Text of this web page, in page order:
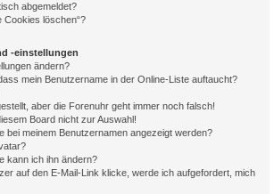
abgemeldet?
Cookies löschen“?
-einstellungen
ändern?
mein Benutzername in der Online-Liste auftaucht?
aber die Forenuhr geht immer noch falsch!
Board nicht zur Auswahl!
bei meinem Benutzernamen angezeigt werden?
kann ich ihn ändern?
auf den E-Mail-Link klicke, werde ich aufgefordert, mich